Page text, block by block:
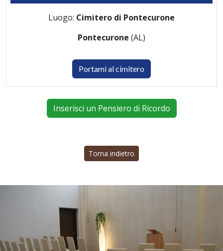
Luogo: Cimitero di Pontecurone
Pontecurone (AL)
Portami al cimitero
Inserisci un Pensiero di Ricordo
Torna indietro